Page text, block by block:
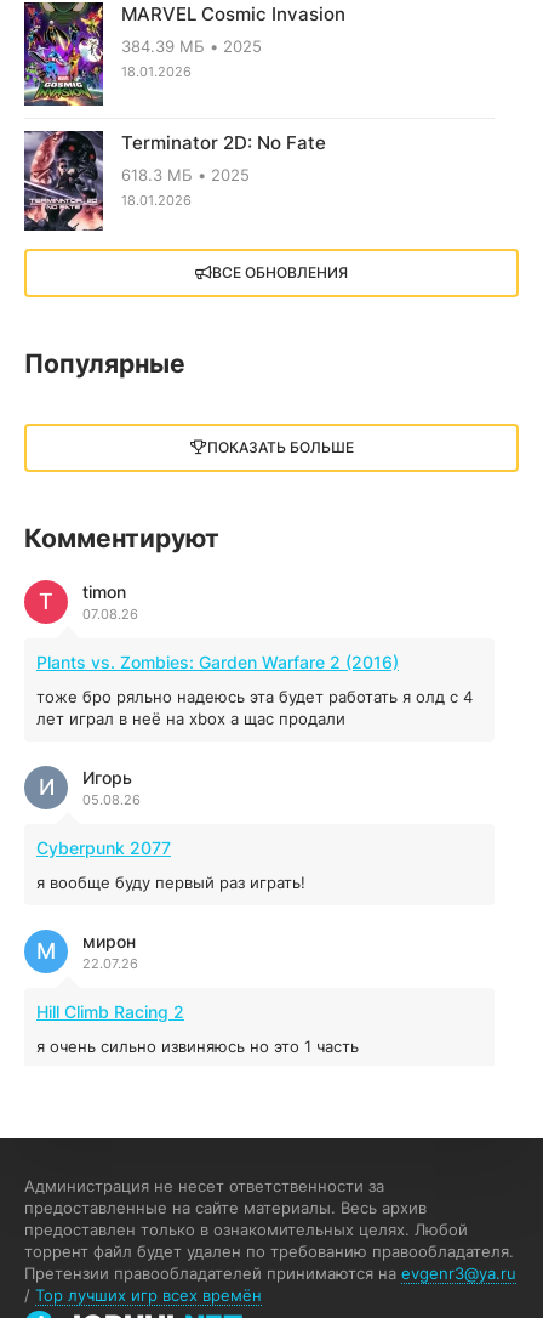
MARVEL Cosmic Invasion
384.39 МБ 2025
18.01.2026
Terminator 2D: No Fate
618.3 МБ 2025
18.01.2026
X4: Foundations (2018)
13.73 GB 2018
13 ГБ 2025
illWill
04.12.2025
MAFIA: THE OLD COUNTRY
44.98 ГБ 2025
04.12.2025
Red Chaos - The Strict Order
04.12.2025
16.95 ГБ
04.12.2025
ВСЕ ОБНОВЛЕНИЯ
Популярные
ПОКАЗАТЬ БОЛЬШЕ
Комментируют
timon
07.08.26
T
Plants vs. Zombies: Garden Warfare 2 (2016)
тоже бро ряльно надеюсь эта будет работать я олд с 4
лет играл в неё на xbox а щас продали
Игорь
05.08.26
И
Cyberpunk 2077
я вообще буду первый раз играть!
мирон
22.07.26
М
Hill Climb Racing 2
я очень сильно извиняюсь но это 1 часть
если эта для пс а не для пк какого лешего вы пишите
на пк !!!!! Сука ебланойды космические вы напишите
блять на пк с установлением Эмулятора сука калеки на
мозг блять последней стадии
Fannie
Администрация не несет ответственности за
предоставленные на сайте материалы. Весь архив
предоставлен только в ознакомительных целях. Любой
торрент файл будет удален по требованию правообладателя.
Претензии правообладателей принимаются на evgenr3@ya.ru
/ Top лучших игр всех времён